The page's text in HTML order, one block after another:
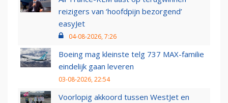
reizigers van ‘hoofdpijn bezorgend’
easyJet
04-08-2026, 7:26
Boeing mag kleinste telg 737 MAX-familie
eindelijk gaan leveren
03-08-2026, 22:54
Voorlopig akkoord tussen WestJet en